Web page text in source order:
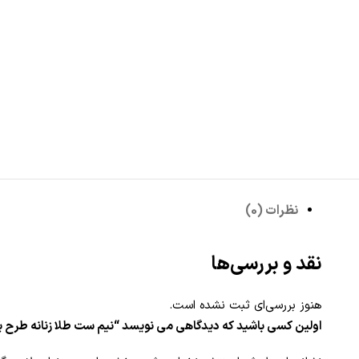
نظرات (0)
نقد و بررسی‌ها
هنوز بررسی‌ای ثبت نشده است.
اولین کسی باشید که دیدگاهی می نویسد “نیم ست طلا زنانه طرح